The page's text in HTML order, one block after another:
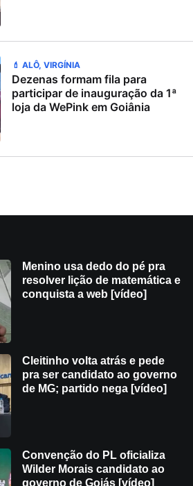
💄 ALÔ, VIRGÍNIA
Dezenas formam fila para
participar de inauguração da 1ª
loja da WePink em Goiânia
Menino usa dedo do pé pra
resolver lição de matemática e
conquista a web [vídeo]
Cleitinho volta atrás e pede
pra ser candidato ao governo
de MG; partido nega [vídeo]
Convenção do PL oficializa
Wilder Morais candidato ao
governo de Goiás [vídeo]